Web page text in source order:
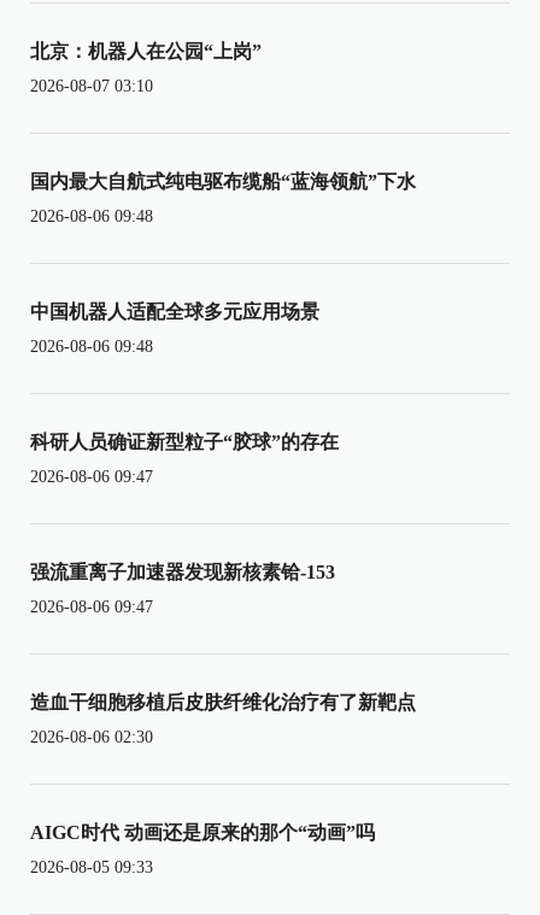
北京：机器人在公园“上岗”
2026-08-07 03:10
国内最大自航式纯电驱布缆船“蓝海领航”下水
2026-08-06 09:48
中国机器人适配全球多元应用场景
2026-08-06 09:48
科研人员确证新型粒子“胶球”的存在
2026-08-06 09:47
强流重离子加速器发现新核素铪-153
2026-08-06 09:47
造血干细胞移植后皮肤纤维化治疗有了新靶点
2026-08-06 02:30
AIGC时代 动画还是原来的那个“动画”吗
2026-08-05 09:33